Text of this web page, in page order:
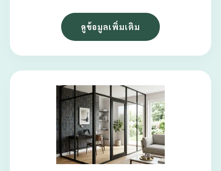
ดูข้อมูลเพิ่มเติม